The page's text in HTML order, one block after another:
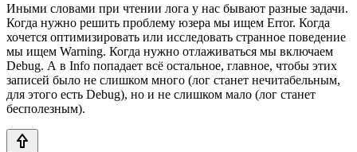
Иными словами при чтении лога у нас бывают разные задачи.
Когда нужно решить проблему юзера мы ищем Error. Когда
хочется оптимизировать или исследовать странное поведение
мы ищем Warning. Когда нужно отлаживаться мы включаем
Debug. А в Info попадает всё остальное, главное, чтобы этих
записей было не слишком много (лог станет нечитабельным,
для этого есть Debug), но и не слишком мало (лог станет
бесполезным).